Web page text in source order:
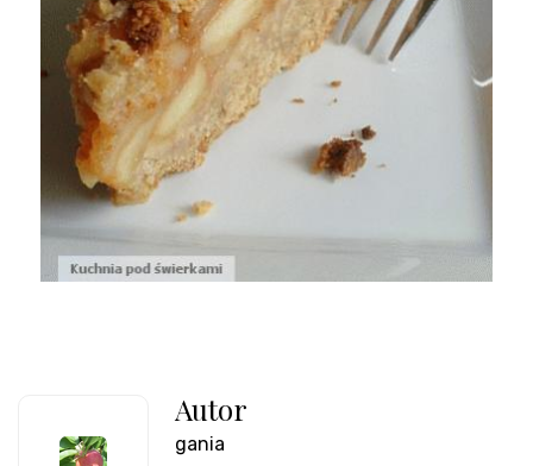
Autor
gania